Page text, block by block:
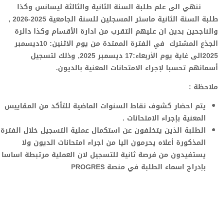
ننهي الى علم طلبة السنة الثانية والثالثة ليسانس وكذا
طلبة السنة الثانية ماستر المسجلين للسنة الجامعية 2025-2026
,
والناجحين بدين ان عليهم التقرب من ادارة الأقسام وكذا دائرة
الجذع المشترك في الفترة الممتدة من يوم
الاثنين: 10ديسمبر
2025 الى غاية يوم الأربعاء:17 ديسمبر 2025,
وذلك لتسجيل
أسمائهم تحسبا لإجراء الامتحانات المعنية بالديون.
ملاحظة :
يتم احضار كشوف نقاط السنوات الماضية للتأكد من المقاييس
المعنية بإجراء الامتحانات .
الطلبة الذين يتخلفون عن استكمال عملية التسجيل خلال الفترة
المذكورة أعلاه يحرمون اليا من اجراء امتحانات الديون ولا
يستفيدون من فرصة ثانية للتسجيل لان العملية مرتبطة اساسا
بإدراج اسماء الطلبة في منصة PROGRES